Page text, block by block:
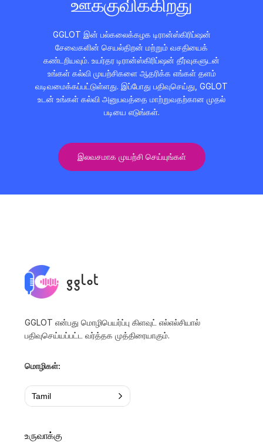
ஊக்குவிக்கிறது
GGLOT இன் பல்கலைக்கழக டிரான்ஸ்கிரிப்ஷன்
சேவைகளின் செயல்திறன் மற்றும் வசதியைக்
கண்டறியவும். உயர்தர டிரான்ஸ்கிரிப்ஷன் தீர்வுகளுடன்
உங்கள் கல்வி முயற்சிகளை ஆதரிக்க எங்கள் தளம்
வடிவமைக்கப்பட்டுள்ளது. இப்போது பதிவுசெய்து, GGLOT
உடன் உங்கள் கல்வி அனுபவத்தை மாற்றுவதற்கான முதல்
படியை எடுங்கள்.
இலவசமாக முயற்சி செய்யுங்கள்
GGLOT என்பது மொழிபெயர்ப்பு கிளவுட் எல்எல்சியால்
பதிவுசெய்யப்பட்ட வர்த்தக முத்திரையாகும்.
மொழிகள்:
Tamil
உருவாக்கு